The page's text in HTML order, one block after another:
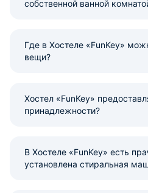
собственной ванной
Где в Хостеле «FunKey»
вещи?
Хостел «FunKey»
принадлежности?
В Хостеле «FunKey» есть
установлена стиральная